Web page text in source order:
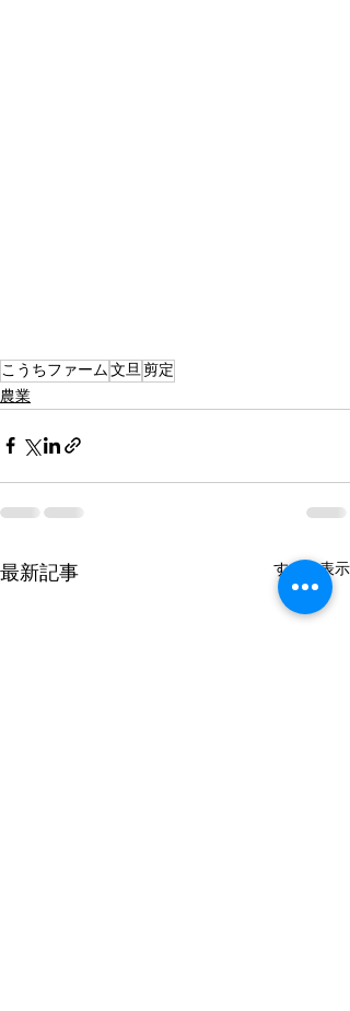
こうちファーム文旦剪定
農業
最新記事 すべて表示